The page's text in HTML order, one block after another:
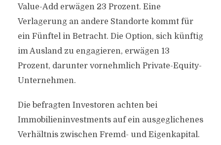
Value-Add erwägen 23 Prozent. Eine
Verlagerung an andere Standorte kommt für
ein Fünftel in Betracht. Die Option, sich künftig
im Ausland zu engagieren, erwägen 13
Prozent, darunter vornehmlich Private-Equity-
Unternehmen.
Die befragten Investoren achten bei
Immobilieninvestments auf ein ausgeglichenes
Verhältnis zwischen Fremd- und Eigenkapital.